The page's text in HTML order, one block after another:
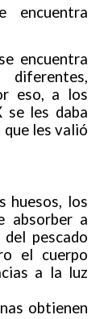
encuentra
encuentra
eso, a los
se les daba
les valió
huesos, los
absorber a
pescado
el cuerpo
a la luz
obtienen